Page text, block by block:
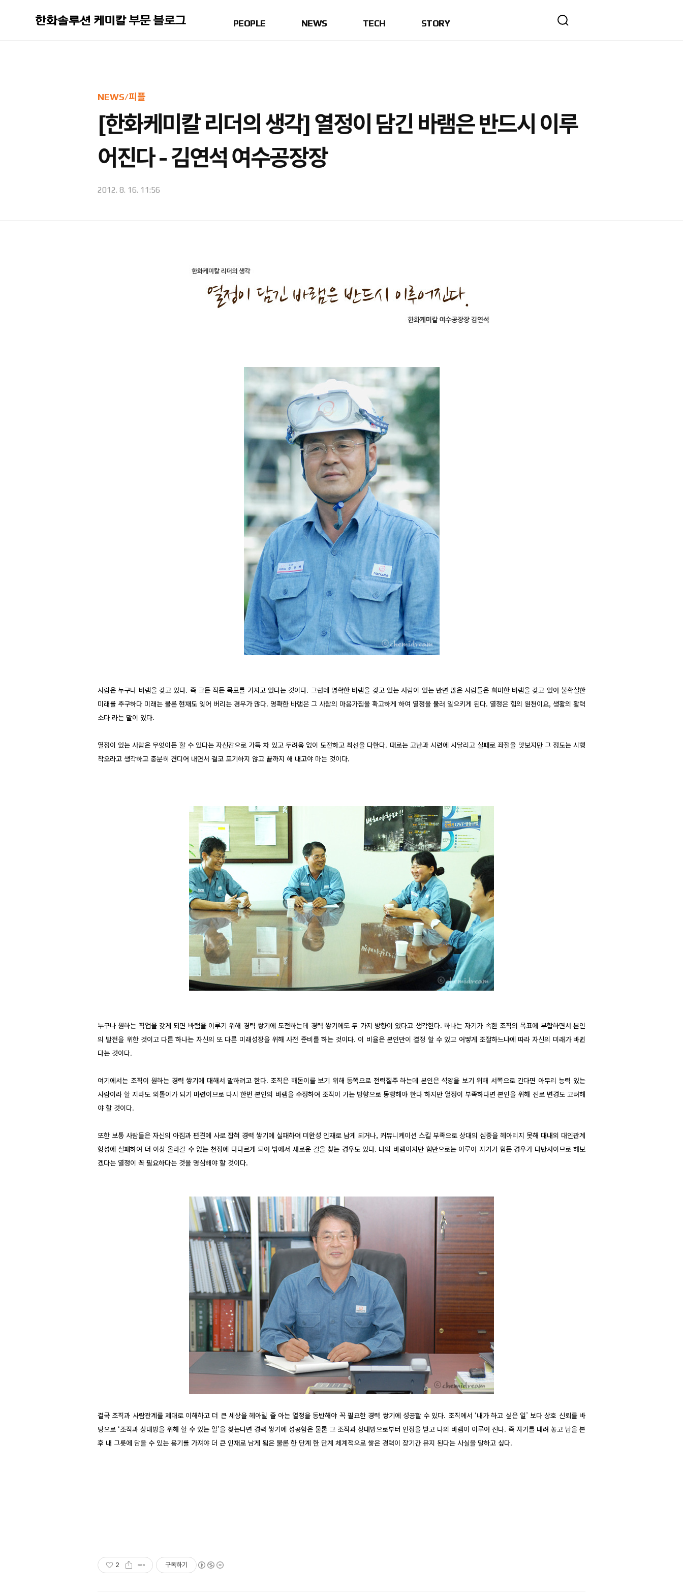
PEOPLE NEWS TECH STORY
NEWS/피플
[한화케미칼 리더의 생각] 열정이 담긴 바램은 반드시 이루
어진다 - 김연석 여수공장장
2012. 8. 16. 11:56
사람은 누구나 바램을 갖고 있다. 즉 크든 작든 목표를 가지고 있다는 것이다. 그런데 명확한 바램을 갖고 있는 사람이 있는 반면 많은 사람들은 희미한 바램을 갖고 있어 불확실한
미래를 추구하다 미래는 물론 현재도 잊어 버리는 경우가 많다. 명확한 바램은 그 사람의 마음가짐을 확고하게 하여 열정을 불러 일으키게 된다. 열정은 힘의 원천이요, 생활의 활력
소다 라는 말이 있다.
열정이 있는 사람은 무엇이든 할 수 있다는 자신감으로 가득 차 있고 두려움 없이 도전하고 최선을 다한다. 때로는 고난과 시련에 시달리고 실패로 좌절을 맛보지만 그 정도는 시행
착오라고 생각하고 충분히 견디어 내면서 결코 포기하지 않고 끝까지 해 내고야 마는 것이다.
누구나 원하는 직업을 갖게 되면 바램을 이루기 위해 경력 쌓기에 도전하는데 경력 쌓기에도 두 가지 방향이 있다고 생각한다. 하나는 자기가 속한 조직의 목표에 부합하면서 본인
의 발전을 위한 것이고 다른 하나는 자신의 또 다른 미래성장을 위해 사전 준비를 하는 것이다. 이 비율은 본인만이 결정 할 수 있고 어떻게 조절하느냐에 따라 자신의 미래가 바뀐
다는 것이다.
여기에서는 조직이 원하는 경력 쌓기에 대해서 말하려고 한다. 조직은 해돋이를 보기 위해 동쪽으로 전력질주 하는데 본인은 석양을 보기 위해 서쪽으로 간다면 아무리 능력 있는
사람이라 할 지라도 외톨이가 되기 마련이므로 다시 한번 본인의 바램을 수정하여 조직이 가는 방향으로 동행해야 한다 하지만 열정이 부족하다면 본인을 위해 진로 변경도 고려해
야 할 것이다.
또한 보통 사람들은 자신의 아집과 편견에 사로 잡혀 경력 쌓기에 실패하여 미완성 인재로 남게 되거나, 커뮤니케이션 스킬 부족으로 상대의 심중을 헤아리지 못해 대내외 대인관계
형성에 실패하여 더 이상 올라갈 수 없는 천정에 다다르게 되어 밖에서 새로운 길을 찾는 경우도 있다. 나의 바램이지만 힘만으로는 이루어 지기가 힘든 경우가 다반사이므로 해보
겠다는 열정이 꼭 필요하다는 것을 명심해야 할 것이다.
결국 조직과 사람관계를 제대로 이해하고 더 큰 세상을 헤아릴 줄 아는 열정을 동반해야 꼭 필요한 경력 쌓기에 성공할 수 있다. 조직에서 ‘내가 하고 싶은 일’ 보다 상호 신뢰를 바
탕으로 ‘조직과 상대방을 위해 할 수 있는 일’을 찾는다면 경력 쌓기에 성공함은 물론 그 조직과 상대방으로부터 인정을 받고 나의 바램이 이루어 진다. 즉 자기를 내려 놓고 남을 본
후 내 그릇에 담을 수 있는 용기를 가져야 더 큰 인재로 남게 됨은 물론 한 단계 한 단계 체계적으로 쌓은 경력이 장기간 유지 된다는 사실을 말하고 싶다.
2 구독하기